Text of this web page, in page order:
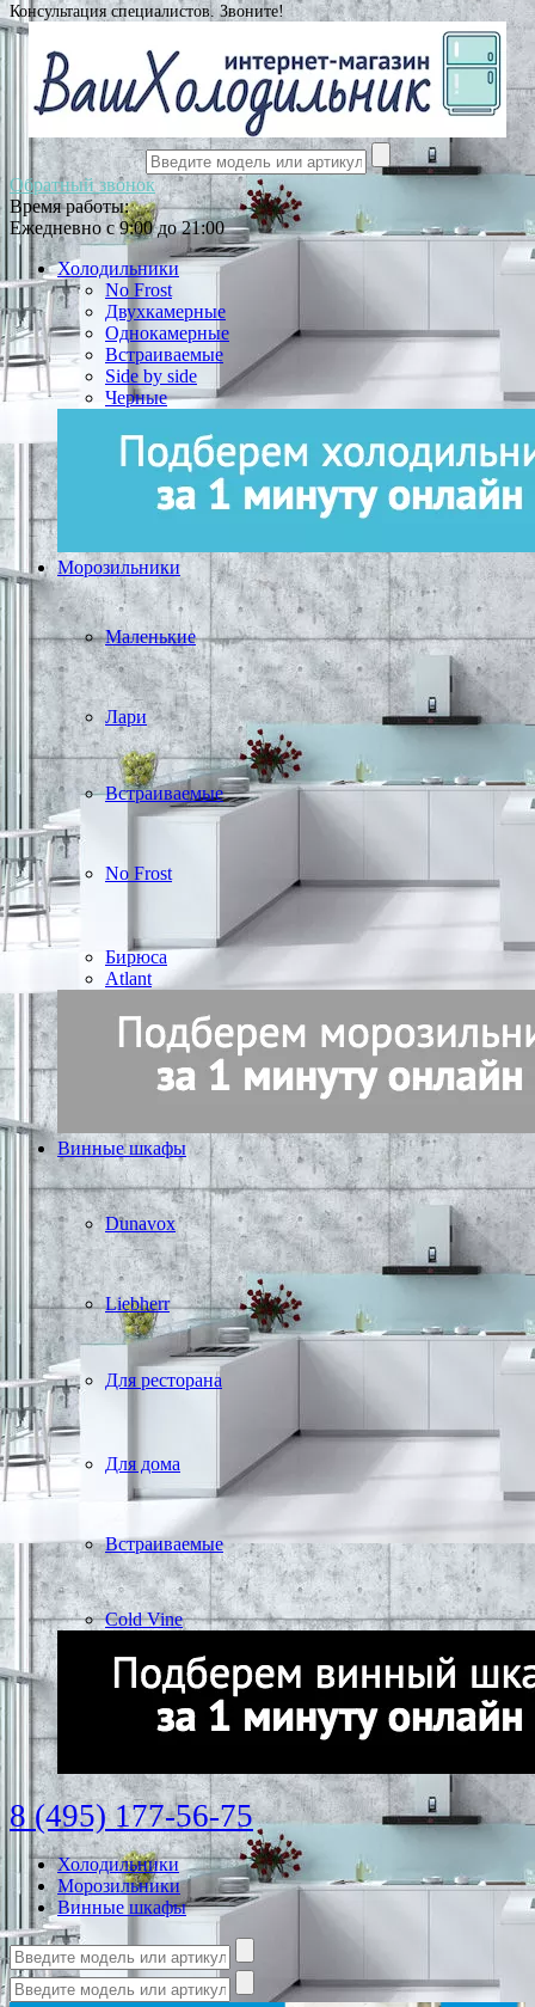
Консультация специалистов. Звоните!
Обратный звонок
Время работы:
Ежедневно с 9:00 до 21:00
Холодильники
No Frost
Двухкамерные
Однокамерные
Встраиваемые
Side by side
Черные
Морозильники
Маленькие
Лари
Встраиваемые
No Frost
Бирюса
Atlant
Винные шкафы
Dunavox
Liebherr
Для ресторана
Для дома
Встраиваемые
Cold Vine
8 (495) 177-56-75
Холодильники
Морозильники
Винные шкафы